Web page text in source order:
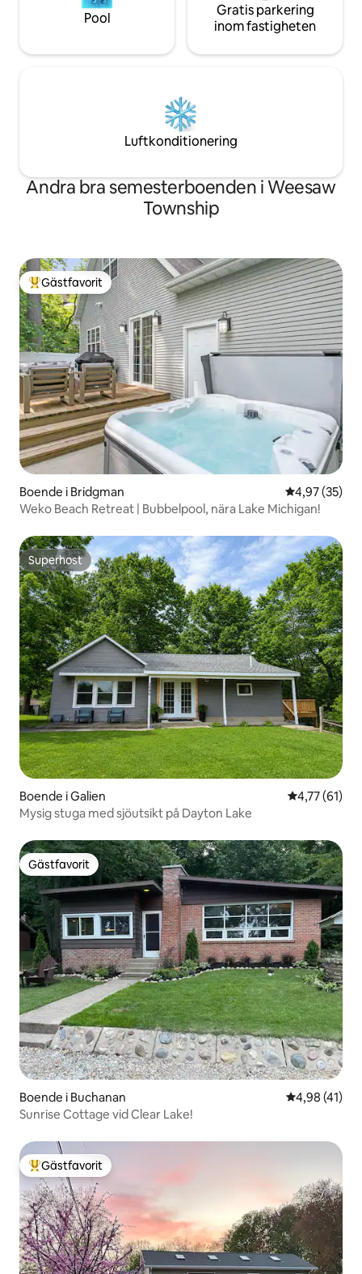
Pool
Gratis parkering
inom fastigheten
Luftkonditionering
Andra bra semesterboenden i Weesaw
Township
Populär gästfavorit
Gästfavorit
Boende i Bridgman 4,97 av 5 i
4,97 (35)
Weko Beach Retreat | Bubbelpool, nära Lake Michigan!
Superhost
Superhost
Boende i Galien 4,77 av 5 i
4,77 (61)
Mysig stuga med sjöutsikt på Dayton Lake
Gästfavorit
Gästfavorit
Boende i Buchanan 4,98 av 5 i
4,98 (41)
Sunrise Cottage vid Clear Lake!
Populär gästfavorit
Gästfavorit